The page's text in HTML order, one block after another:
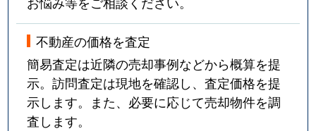
不動産の価格を査定
簡易査定は近隣の売却事例などから概算を提
示。訪問査定は現地を確認し、査定価格を提
示します。また、必要に応じて売却物件を調
査します。